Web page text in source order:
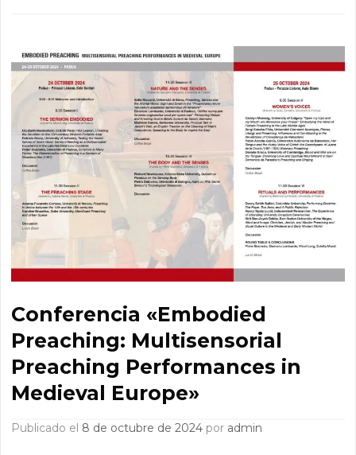
Conferencia «Embodied
Preaching: Multisensorial
Preaching Performances in
Medieval Europe»
Publicado el 8 de octubre de 2024 por admin